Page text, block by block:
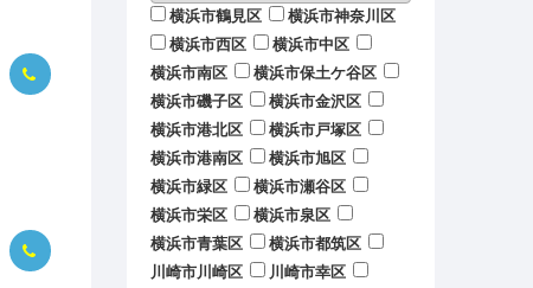
横浜市鶴見区
横浜市神奈川区
横浜市西区
横浜市中区
横浜市南区
横浜市保土ケ谷区
横浜市磯子区
横浜市金沢区
横浜市港北区
横浜市戸塚区
横浜市港南区
横浜市旭区
横浜市緑区
横浜市瀬谷区
横浜市栄区
横浜市泉区
横浜市青葉区
横浜市都筑区
川崎市川崎区
川崎市幸区